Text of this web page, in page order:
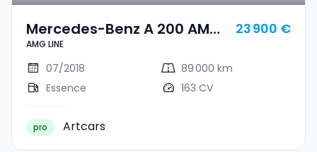
Mercedes-Benz A 200 AMG
LINE
AMG LINE
23 900 €
07/2018
89 000 km
Essence
163 CV
pro Artcars